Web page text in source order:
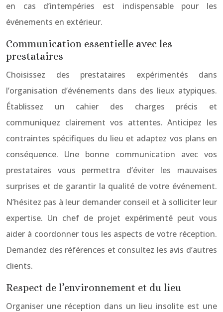
en cas d’intempéries est indispensable pour les
événements en extérieur.
Communication essentielle avec les
prestataires
Choisissez des prestataires expérimentés dans
l’organisation d’événements dans des lieux atypiques.
Établissez un cahier des charges précis et
communiquez clairement vos attentes. Anticipez les
contraintes spécifiques du lieu et adaptez vos plans en
conséquence. Une bonne communication avec vos
prestataires vous permettra d’éviter les mauvaises
surprises et de garantir la qualité de votre événement.
N’hésitez pas à leur demander conseil et à solliciter leur
expertise. Un chef de projet expérimenté peut vous
aider à coordonner tous les aspects de votre réception.
Demandez des références et consultez les avis d’autres
clients.
Respect de l’environnement et du lieu
Organiser une réception dans un lieu insolite est une